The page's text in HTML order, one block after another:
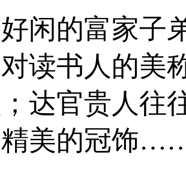
闲的富家子
读书人的美
达官贵人往
精美的冠饰